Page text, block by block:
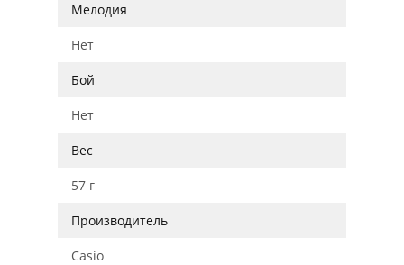
Мелодия
Нет
Бой
Нет
Вес
57 г
Производитель
Casio